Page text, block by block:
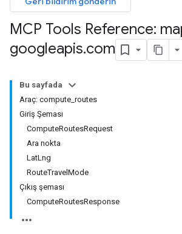
MCP Tools Reference:
googleapis.com
Bu sayfada
Araç: compute_routes
Giriş Şeması
ComputeRoutesRequest
Ara nokta
LatLng
RouteTravelMode
Çıkış şeması
ComputeRoutesResponse